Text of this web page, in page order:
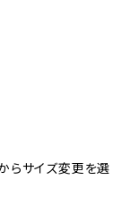
らサイズ変更を選